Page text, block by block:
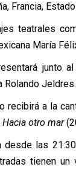
Francia,
teatrales
María
junto
Rolando Jeldres.
a la
Hacia otro mar
las
tienen